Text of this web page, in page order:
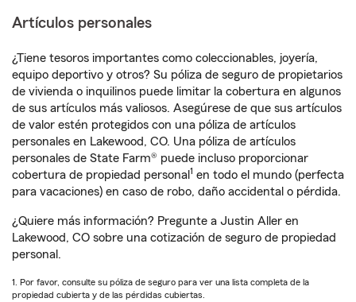
Artículos personales
¿Tiene tesoros importantes como coleccionables, joyería,
equipo deportivo y otros? Su póliza de seguro de propietarios
de vivienda o inquilinos puede limitar la cobertura en algunos
de sus artículos más valiosos. Asegúrese de que sus artículos
de valor estén protegidos con una póliza de artículos
personales en Lakewood, CO. Una póliza de artículos
personales de State Farm® puede incluso proporcionar
cobertura de propiedad personal 1 en todo el mundo (perfecta
para vacaciones) en caso de robo, daño accidental o pérdida.
¿Quiere más información? Pregunte a Justin Aller en
Lakewood, CO sobre una cotización de seguro de propiedad
personal.
1. Por favor, consulte su póliza de seguro para ver una lista completa de la
propiedad cubierta y de las pérdidas cubiertas.